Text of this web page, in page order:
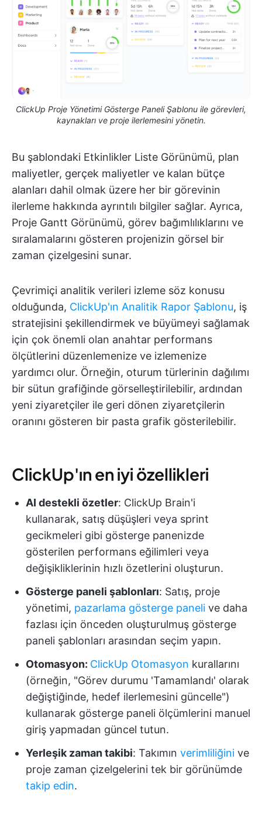
ClickUp Proje Yönetimi Gösterge Paneli Şablonu ile görevleri,
kaynakları ve proje ilerlemesini yönetin.
Bu şablondaki Etkinlikler Liste Görünümü, plan
maliyetler, gerçek maliyetler ve kalan bütçe
alanları dahil olmak üzere her bir görevinin
ilerleme hakkında ayrıntılı bilgiler sağlar. Ayrıca,
Proje Gantt Görünümü, görev bağımlılıklarını ve
sıralamalarını gösteren projenizin görsel bir
zaman çizelgesini sunar.
Çevrimiçi analitik verileri izleme söz konusu
olduğunda, ClickUp'ın Analitik Rapor Şablonu, iş
stratejisini şekillendirmek ve büyümeyi sağlamak
için çok önemli olan anahtar performans
ölçütlerini düzenlemenize ve izlemenize
yardımcı olur. Örneğin, oturum türlerinin dağılımı
bir sütun grafiğinde görselleştirilebilir, ardından
yeni ziyaretçiler ile geri dönen ziyaretçilerin
oranını gösteren bir pasta grafik gösterilebilir.
ClickUp'ın en iyi özellikleri
AI destekli özetler: ClickUp Brain'i
kullanarak, satış düşüşleri veya sprint
gecikmeleri gibi gösterge panenizde
gösterilen performans eğilimleri veya
değişikliklerinin hızlı özetlerini oluşturun.
Gösterge paneli şablonları: Satış, proje
yönetimi, pazarlama gösterge paneli ve daha
fazlası için önceden oluşturulmuş gösterge
paneli şablonları arasından seçim yapın.
Otomasyon: ClickUp Otomasyon kurallarını
(örneğin, "Görev durumu 'Tamamlandı' olarak
değiştiğinde, hedef ilerlemesini güncelle")
kullanarak gösterge paneli ölçümlerini manuel
giriş yapmadan güncel tutun.
Yerleşik zaman takibi: Takımın verimliliğini ve
proje zaman çizelgelerini tek bir görünümde
takip edin.